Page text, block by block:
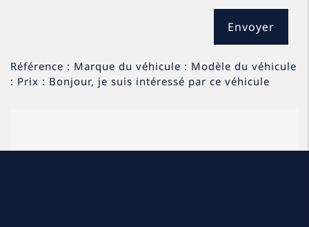
Référence : Marque du véhicule : Modèle du véhicule
: Prix : Bonjour, je suis intéressé par ce véhicule